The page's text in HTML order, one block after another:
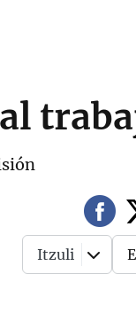
Itzuli